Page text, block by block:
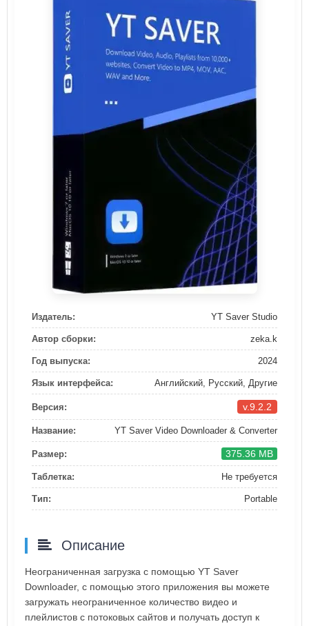
Издатель: YT Saver Studio
Автор сборки: zeka.k
Год выпуска: 2024
Язык интерфейса: Английский, Русский, Другие
Версия: v.9.2.2
Название: YT Saver Video Downloader & Converter
Размер: 375.36 MB
Таблетка: Не требуется
Тип: Portable
Описание
Неограниченная загрузка с помощью YT Saver
Downloader, с помощью этого приложения вы можете
загружать неограниченное количество видео и
плейлистов с потоковых сайтов и получать доступ к